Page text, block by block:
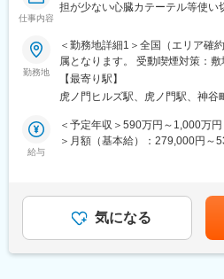
仕事内容
担が少ない心臓カテーテル等使い
■メインミッション：
担当エリアの病院（主に医師）に
ナルシステムズ事業（血管内治療
ていただきます。
製品の販売、サービスの提供を
ことで医療に貢献し、テルモブラ
・担当製品の販売活動、各種販促
・製品適正使用のための技術サポ
・製品適正使用に必要となる文献
勤務地
＜勤務地詳細1＞全国（エリア確
属となります。 受動喫煙対策：
詳細2＞虎ノ門ヒルズステーショ
２丁目６－１ 虎ノ門ヒルズ ステ
ートワーク含む）
【最寄り駅】
虎ノ門ヒルズ駅、虎ノ門駅、神谷
給与
＜予定年収＞590万円～1,000万
＞月額（基本給）：279,000円～
はあくまでも目安の金額であり、
あります。月給(月額)は固定手当
気になる